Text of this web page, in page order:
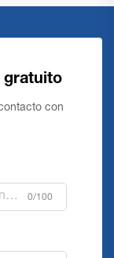
gratuito
con
0/100